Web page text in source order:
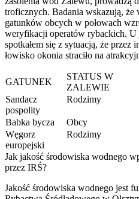
troficznych. Badania wskazują, że
gatunków obcych w połowach
weryfikacji operatów rybackich.
spotkałem się z sytuacją, że przez
łowisko okonia straciło na
GATUNEK
STATUS W
ZALEWIE
Sandacz
pospolity
Rodzimy
Babka bycza Obcy
Węgorz
europejski
Rodzimy
Jak jakość środowiska wodnego
przez IRŚ?
Jakość środowiska wodnego jest